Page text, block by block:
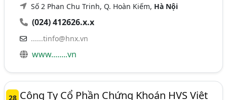
Số 2 Phan Chu Trinh, Q. Hoàn Kiếm, Hà Nội
(024) 412626.x.x
......tinfo@hnx.vn
www........vn
28 Công Ty Cổ Phần Chứng Khoán HVS Việt